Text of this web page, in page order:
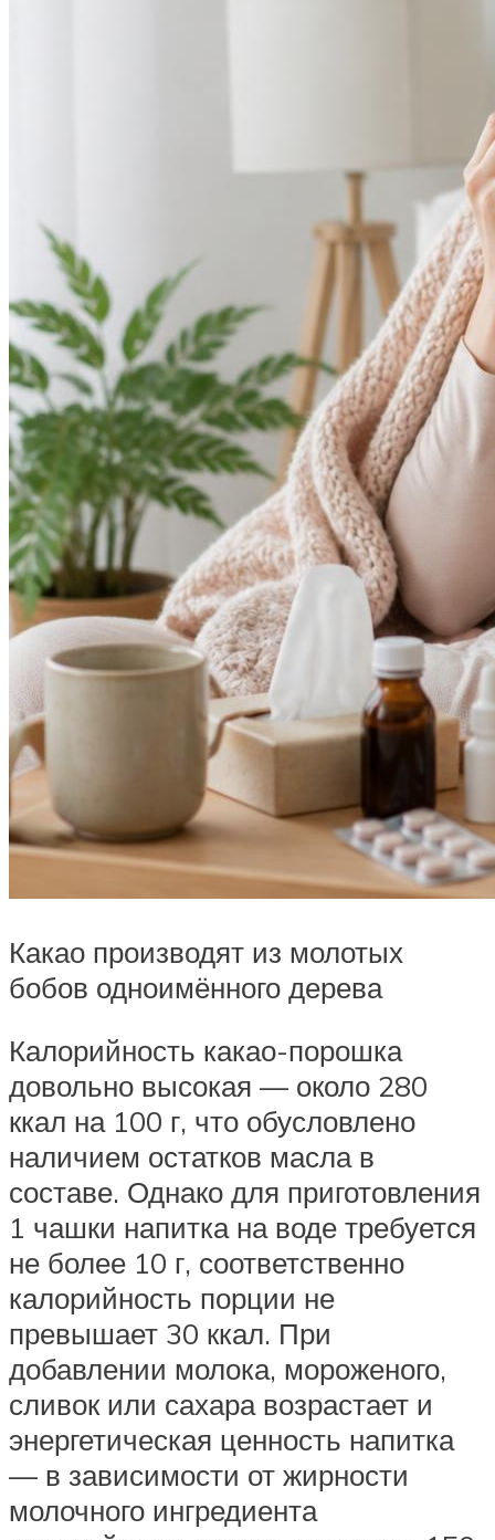
Какао производят из молотых
бобов одноимённого дерева
Калорийность какао-порошка
довольно высокая — около 280
ккал на 100 г, что обусловлено
наличием остатков масла в
составе. Однако для приготовления
1 чашки напитка на воде требуется
не более 10 г, соответственно
калорийность порции не
превышает 30 ккал. При
добавлении молока, мороженого,
сливок или сахара возрастает и
энергетическая ценность напитка
— в зависимости от жирности
молочного ингредиента